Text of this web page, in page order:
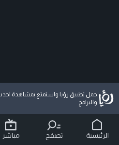
حمل تطبيق رؤيا واستمتع بمشاهدة
والبرامج
الرئيسية تصفح مباشر